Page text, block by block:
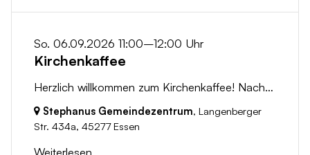
So. 06.09.2026 11:00–12:00 Uhr
Kirchenkaffee
Herzlich willkommen zum Kirchenkaffee! Nach dem Gottesdienst laden wir dich ein, bei einer Tasse Kaffee in geselliger Runde zusammenzukommen. Nutze...
Stephanus Gemeindezentrum, Langenberger
Str. 434a, 45277 Essen
Weiterlesen